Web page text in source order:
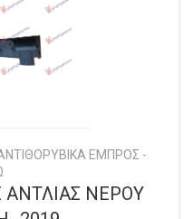
ΕΜΠΡΟΣ -
ΝΕΡΟΥ